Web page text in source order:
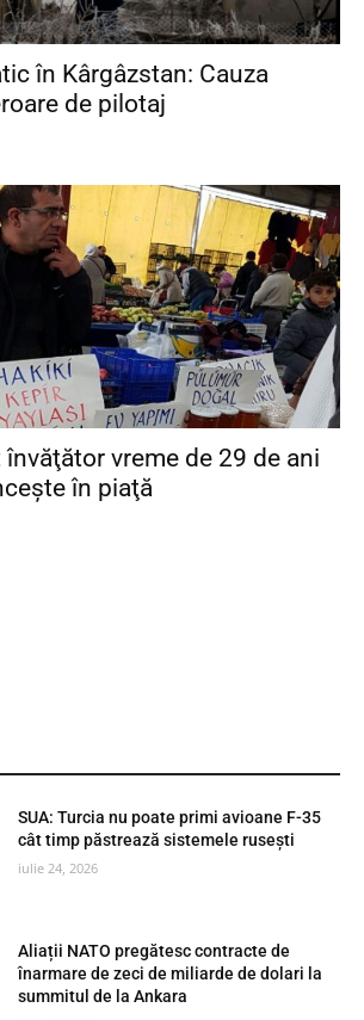
în Kârgâzstan: Cauza
de pilotaj
vreme de 29 de ani
în piaţă
SUA: Turcia nu poate primi avioane F-35
cât timp păstrează sistemele rusești
iulie 24, 2026
Aliații NATO pregătesc contracte de
înarmare de zeci de miliarde de dolari la
summitul de la Ankara